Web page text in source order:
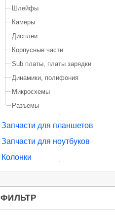
Шлейфы
Камеры
Дисплеи
Корпусные части
Sub платы, платы зарядки
Динамики, полифония
Микросхемы
Разъемы
Запчасти для планшетов
Запчасти для ноутбуков
Колонки
ФИЛЬТР